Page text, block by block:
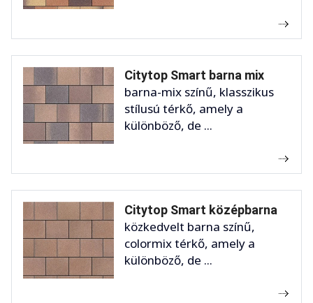
Citytop Smart barna mix
barna-mix színű, klasszikus
stílusú térkő, amely a
különböző, de ...
Citytop Smart középbarna
közkedvelt barna színű,
colormix térkő, amely a
különböző, de ...